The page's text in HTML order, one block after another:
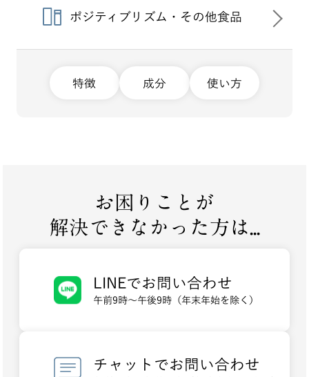
ポジティブリズム・その他食品
特徴 成分 使い方
お困りことが
解決できなかった方は...
LINEでお問い合わせ
午前9時～午後9時（年末年始を除く）
チャットでお問い合わせ